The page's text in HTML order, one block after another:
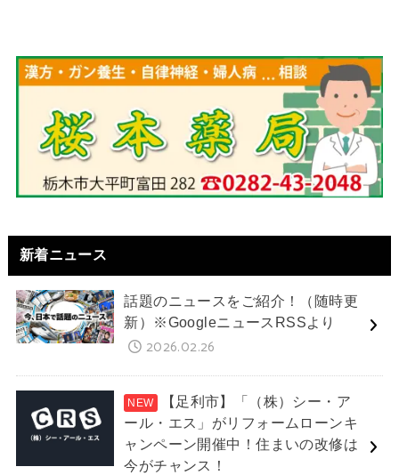
新着ニュース
話題のニュースをご紹介！（随時更
新）※GoogleニュースRSSより
2026.02.26
【足利市】「（株）シー・ア
ール・エス」がリフォームローンキ
ャンペーン開催中！住まいの改修は
今がチャンス！